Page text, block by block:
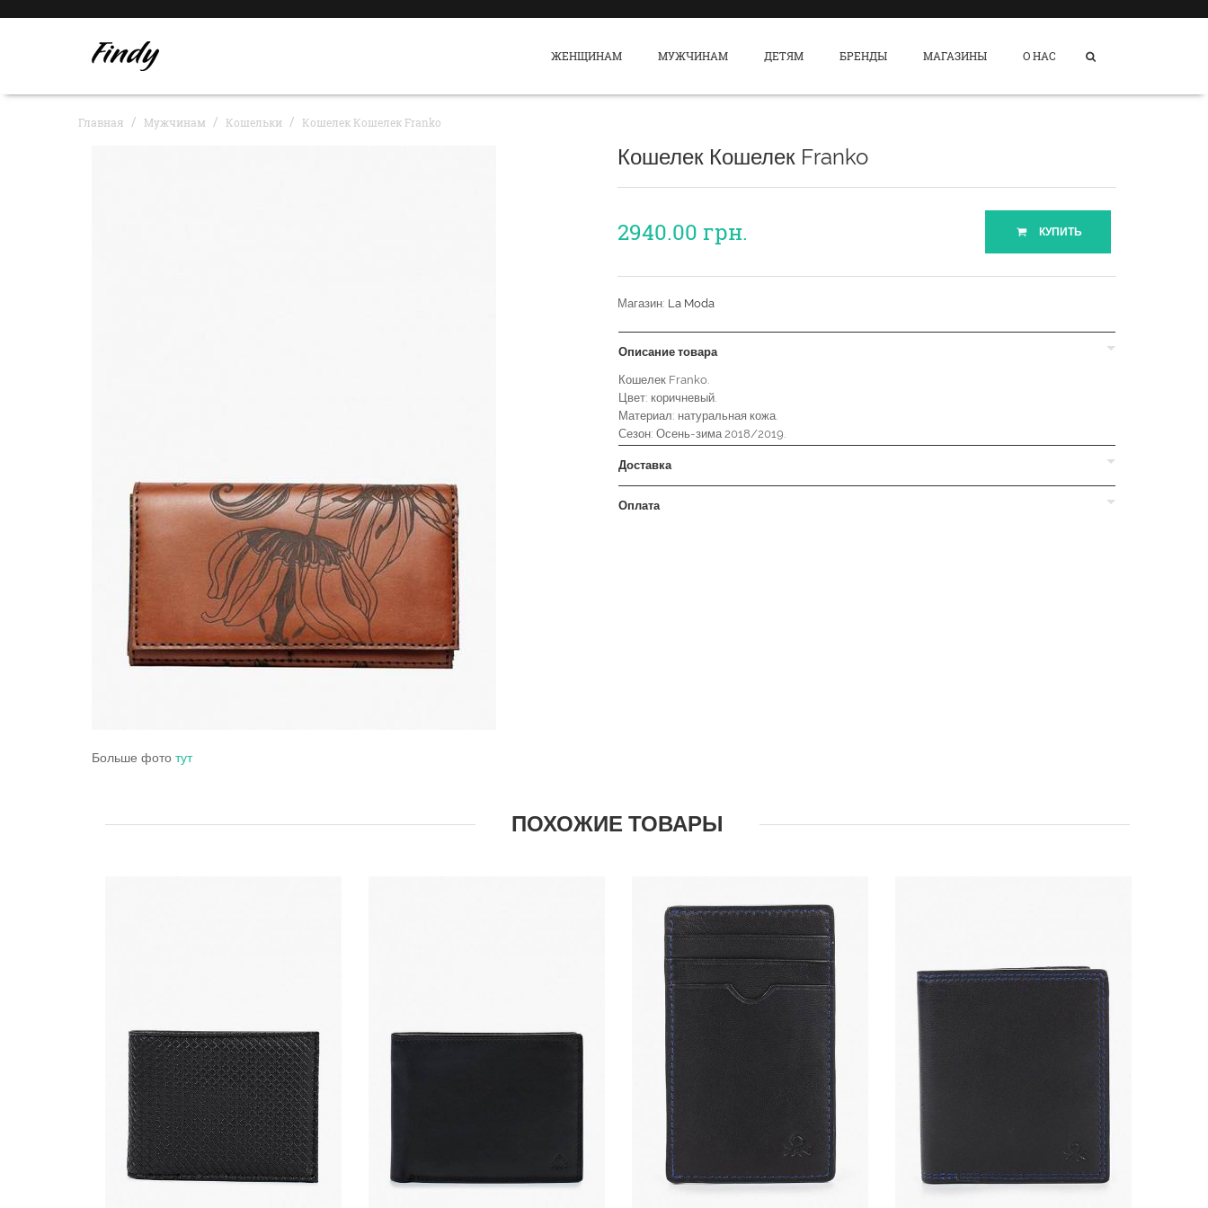
ЖЕНЩИНАМ МУЖЧИНАМ ДЕТЯМ БРЕНДЫ МАГАЗИНЫ О НАС
Главная Мужчинам Кошельки Кошелек Кошелек Franko
Больше фото тут
Кошелек Кошелек Franko
2940.00 грн. КУПИТЬ
Магазин: La Moda
Описание товара
Кошелек Franko.
Цвет: коричневый.
Материал: натуральная кожа.
Сезон: Осень-зима 2018/2019.
Доставка
Оплата
ПОХОЖИЕ ТОВАРЫ